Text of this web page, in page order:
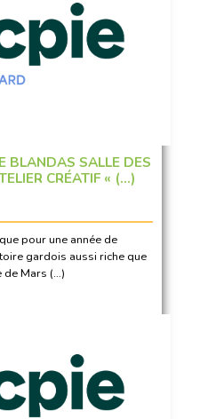
BLANDAS SALLE DES
CRÉATIF « (…)
pour une année de
gardois aussi riche que
de Mars (…)